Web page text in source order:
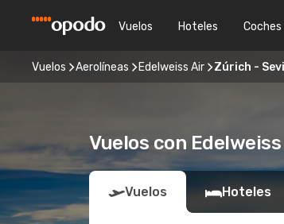
Vuelos Hoteles
Vuelos Aerolíneas Edelweiss Air Zúrich -
Vuelos con
Vuelos Hoteles